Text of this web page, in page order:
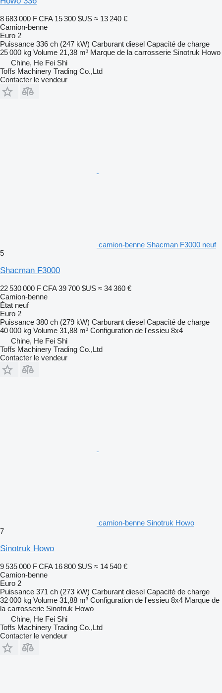
8 683 000 F CFA 15 300 $US ≈ 13 240 €
Camion-benne
Euro 2
Puissance 336 ch (247 kW) Carburant diesel Capacité de charge
25 000 kg Volume 21,38 m³ Marque de la carrosserie Sinotruk Howo
Chine, He Fei Shi
Toffs Machinery Trading Co.,Ltd
Contacter le vendeur
camion-benne Shacman F3000 neuf
5
Shacman F3000
22 530 000 F CFA 39 700 $US ≈ 34 360 €
Camion-benne
État neuf
Euro 2
Puissance 380 ch (279 kW) Carburant diesel Capacité de charge
40 000 kg Volume 31,88 m³ Configuration de l'essieu 8x4
Chine, He Fei Shi
Toffs Machinery Trading Co.,Ltd
Contacter le vendeur
camion-benne Sinotruk Howo
7
Sinotruk Howo
9 535 000 F CFA 16 800 $US ≈ 14 540 €
Camion-benne
Euro 2
Puissance 371 ch (273 kW) Carburant diesel Capacité de charge
32 000 kg Volume 31,88 m³ Configuration de l'essieu 8x4 Marque de
la carrosserie Sinotruk Howo
Chine, He Fei Shi
Toffs Machinery Trading Co.,Ltd
Contacter le vendeur